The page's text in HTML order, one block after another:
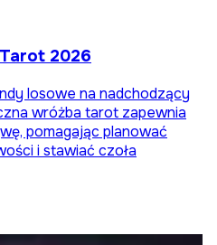
2026
losowe na nadchodzący
wróżba tarot zapewnia
pomagając planować
i stawiać czoła